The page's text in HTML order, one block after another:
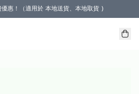
惠！（適用於 本地送貨、本地取貨 )